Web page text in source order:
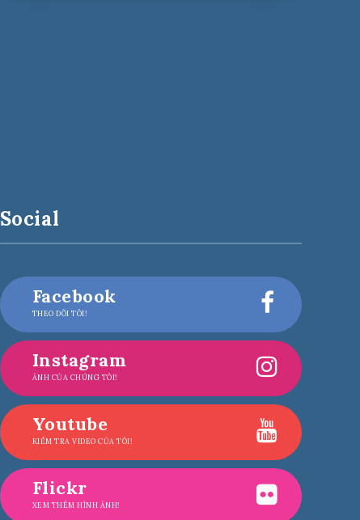
Social
Facebook
THEO DÕI TÔI!
Instagram
ẢNH CỦA CHÚNG TÔI!
Youtube
KIỂM TRA VIDEO CỦA TÔI!
Flickr
XEM THÊM HÌNH ẢNH!